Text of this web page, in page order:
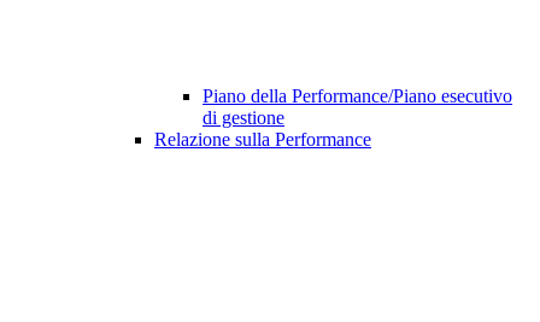
Piano della Performance/Piano esecutivo
di gestione
Relazione sulla Performance